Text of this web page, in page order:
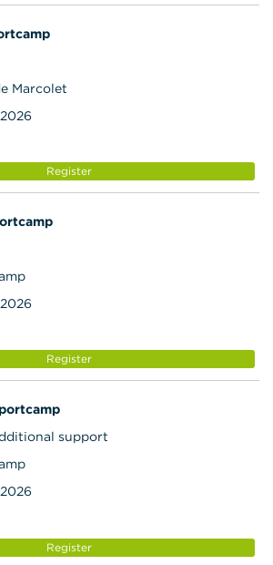
Marcolet
Register
Register
support
Register